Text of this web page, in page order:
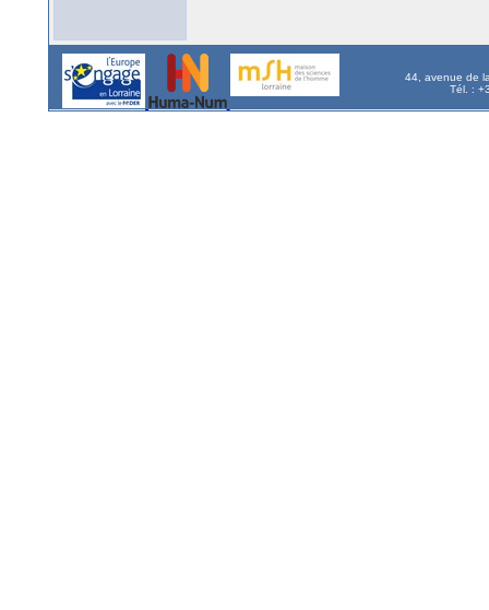
44, avenue de
Tél. :